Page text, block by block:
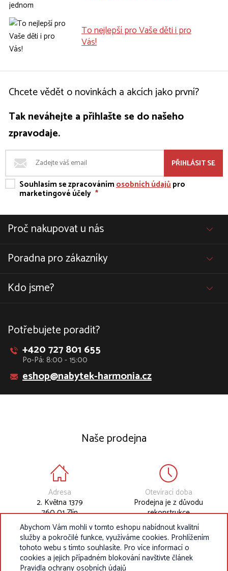
To nejlepší pro Vaše děti i pro
Vás!
Chcete vědět o novinkách a akcích jako první?
Tak neváhejte a přihlašte se do našeho
zpravodaje.
PŘIHLÁSIT SE
Souhlasím se zpracovánímosobních údajůpro
marketingové účely *
Proč nakupovat u nás
Poradna pro zákazníky
Kdo jsme?
Potřebujete poradit?
+420 727 801 655
Po-Pá: 8:00 - 15:00
eshop@nabytek-harmonia.cz
Naše prodejna
Adresa
2. Května 1379
760 01 Zlín
Otevírací doba
Prodejna je z důvodu
rekonstrukce
dočasně uzavřena.
Abychom Vám mohli v tomto eshopu nabídnout kvalitní
služby a pokročilé funkce, využíváme cookies. Prohlížením
tohoto webu s tímto souhlasíte. Pro více informací o
cookies a jejich případném blokování navštivte článek
Pravidla ochrany osobních údajů